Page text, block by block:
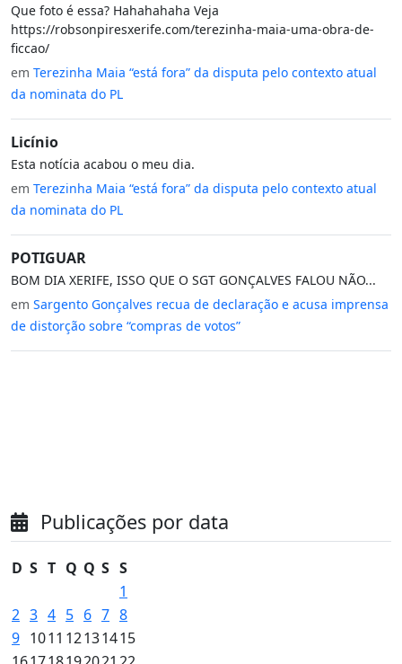
Que foto é essa? Hahahahaha Veja
https://robsonpiresxerife.com/terezinha-maia-uma-obra-de-
ficcao/
em Terezinha Maia “está fora” da disputa pelo contexto atual
da nominata do PL
Licínio
Esta notícia acabou o meu dia.
em Terezinha Maia “está fora” da disputa pelo contexto atual
da nominata do PL
POTIGUAR
BOM DIA XERIFE, ISSO QUE O SGT GONÇALVES FALOU NÃO...
em Sargento Gonçalves recua de declaração e acusa imprensa
de distorção sobre “compras de votos”
Publicações por data
D S T Q Q S S
1
2 3 4 5 6 7 8
9 1011 12131415